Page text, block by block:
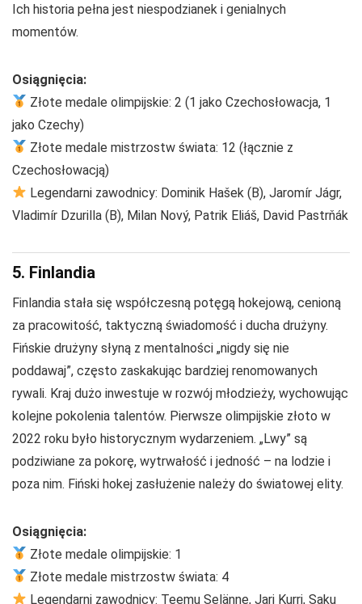
Ich historia pełna jest niespodzianek i genialnych
momentów.
Osiągnięcia:
Złote medale olimpijskie: 2 (1 jako Czechosłowacja, 1
jako Czechy)
Złote medale mistrzostw świata: 12 (łącznie z
Czechosłowacją)
Legendarni zawodnicy: Dominik Hašek (B), Jaromír Jágr,
Vladimír Dzurilla (B), Milan Nový, Patrik Eliáš, David Pastrňák
5. Finlandia
Finlandia stała się współczesną potęgą hokejową, cenioną
za pracowitość, taktyczną świadomość i ducha drużyny.
Fińskie drużyny słyną z mentalności „nigdy się nie
poddawaj”, często zaskakując bardziej renomowanych
rywali. Kraj dużo inwestuje w rozwój młodzieży, wychowując
kolejne pokolenia talentów. Pierwsze olimpijskie złoto w
2022 roku było historycznym wydarzeniem. „Lwy” są
podziwiane za pokorę, wytrwałość i jedność – na lodzie i
poza nim. Fiński hokej zasłużenie należy do światowej elity.
Osiągnięcia:
Złote medale olimpijskie: 1
Złote medale mistrzostw świata: 4
Legendarni zawodnicy: Teemu Selänne, Jari Kurri, Saku